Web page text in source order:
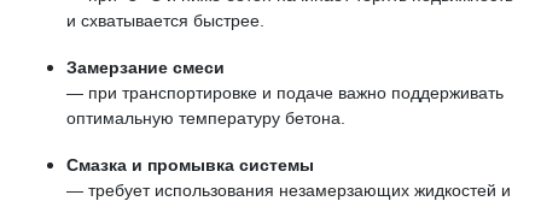
и схватывается быстрее.
Замерзание смеси
— при транспортировке и подаче важно поддерживать
оптимальную температуру бетона.
Смазка и промывка системы
— требует использования незамерзающих жидкостей и